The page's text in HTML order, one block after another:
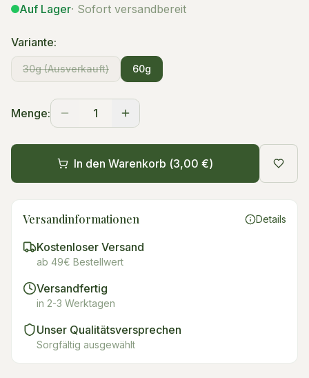
Auf Lager· Sofort versandbereit
Variante:
30g(Ausverkauft) 60g
Menge: 1
In den Warenkorb (3,00 €)
Versandinformationen Details
Kostenloser Versand
ab 49€ Bestellwert
Versandfertig
in 2-3 Werktagen
Unser Qualitätsversprechen
Sorgfältig ausgewählt